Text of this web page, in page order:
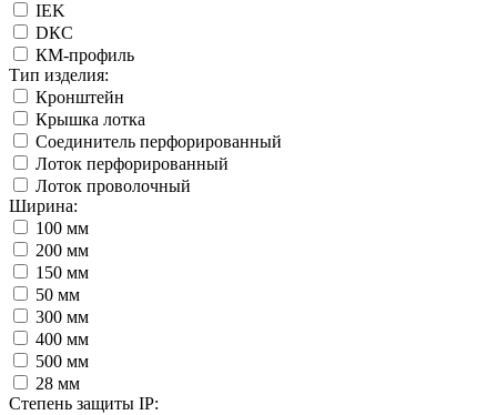
IEK
DКС
КМ-профиль
Тип изделия:
Кронштейн
Крышка лотка
Соединитель перфорированный
Лоток перфорированный
Лоток проволочный
Ширина:
100 мм
200 мм
150 мм
50 мм
300 мм
400 мм
500 мм
28 мм
Степень защиты IP: